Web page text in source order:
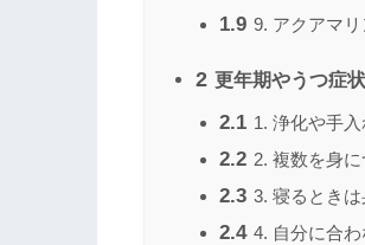
1.9 9. アクアマ
2 更年期やうつ症
2.1 1. 浄化や手
2.2 2. 複数を身
2.3 3. 寝るとき
2.4 4. 自分に合